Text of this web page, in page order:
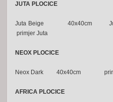
JUTA PLOCICE
Juta Beige 40x40cm
primjer Juta
NEOX PLOCICE
Neox Dark 40x40cm
AFRICA PLOCICE